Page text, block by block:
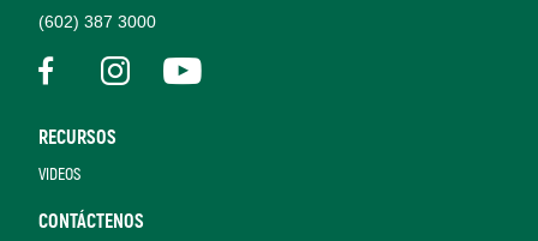
(602) 387 3000
RECURSOS
VIDEOS
CONTÁCTENOS